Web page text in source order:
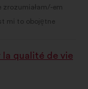
zrozumiałam/-em
mi to obojętne
qualité de vie